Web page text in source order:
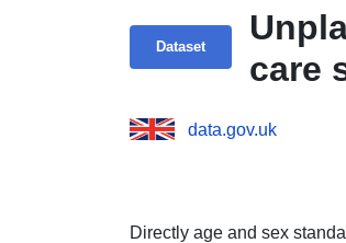
Dataset
care
data.gov.uk
Directly age and sex